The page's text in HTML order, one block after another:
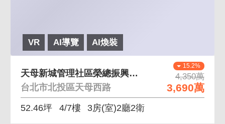
VR AI導覽 AI煥裝
15.2%
4,350萬
3,690萬
天母新城管理社區榮總振興近石牌天母 天母新城社區管
台北市北投區天母西路
52.46坪 4/7樓 3房(室)2廳2衛